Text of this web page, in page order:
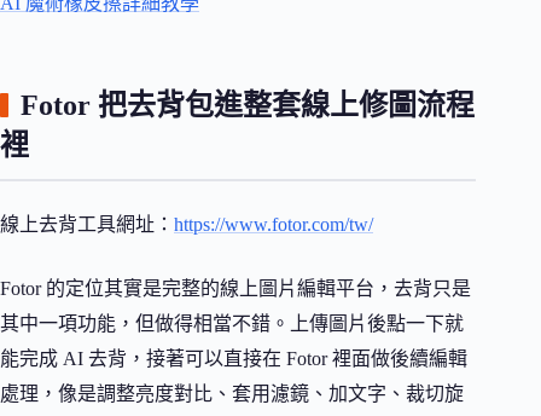
Fotor 把去背包進整套線上修圖流程
裡
線上去背工具網址： https://www.fotor.com/tw/
Fotor 的定位其實是完整的線上圖片編輯平台，去背只是
其中一項功能，但做得相當不錯。上傳圖片後點一下就
能完成 AI 去背，接著可以直接在 Fotor 裡面做後續編輯
處理，像是調整亮度對比、套用濾鏡、加文字、裁切旋